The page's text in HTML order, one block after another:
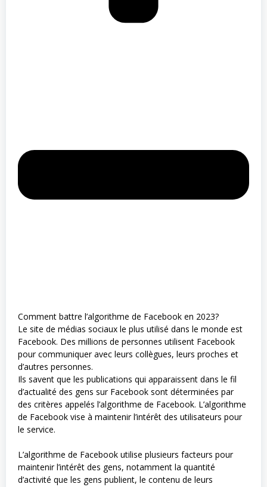
Comment battre l’algorithme de Facebook en 2023?
Le site de médias sociaux le plus utilisé dans le monde est
Facebook. Des millions de personnes utilisent Facebook
pour communiquer avec leurs collègues, leurs proches et
d’autres personnes.
Ils savent que les publications qui apparaissent dans le fil
d’actualité des gens sur Facebook sont déterminées par
des critères appelés l’algorithme de Facebook. L’algorithme
de Facebook vise à maintenir l’intérêt des utilisateurs pour
le service.
L’algorithme de Facebook utilise plusieurs facteurs pour
maintenir l’intérêt des gens, notamment la quantité
d’activité que les gens publient, le contenu de leurs